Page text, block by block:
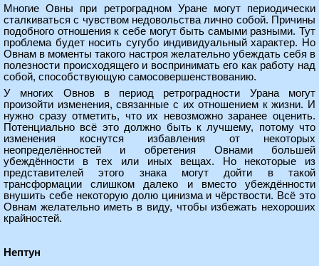
Многие Овны при ретроградном Уране могут периодически
сталкиваться с чувством недовольства лично собой. Причины
подобного отношения к себе могут быть самыми разными. Тут
проблема будет носить сугубо индивидуальный характер. Но
Овнам в моменты такого настроя желательно убеждать себя в
полезности происходящего и воспринимать его как работу над
собой, способствующую самосовершенствованию.
У многих Овнов в период ретроградности Урана могут
произойти изменения, связанные с их отношением к жизни. И
нужно сразу отметить, что их невозможно заранее оценить.
Потенциально всё это должно быть к лучшему, потому что
изменения коснутся избавления от некоторых
неопределённостей и обретения Овнами большей
убеждённости в тех или иных вещах. Но некоторые из
представителей этого знака могут дойти в такой
трансформации слишком далеко и вместо убеждённости
внушить себе некоторую долю цинизма и чёрствости. Всё это
Овнам желательно иметь в виду, чтобы избежать нехороших
крайностей.
Нептун